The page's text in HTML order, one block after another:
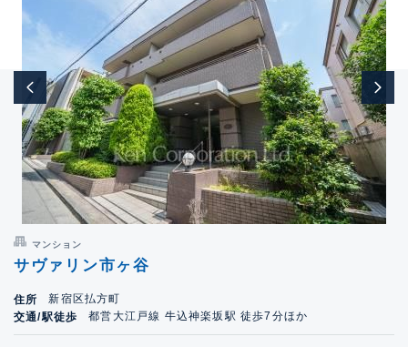
マンション
サヴァリン市ヶ谷
住所
新宿区払方町
交通/駅徒歩
都営大江戸線 牛込神楽坂駅 徒歩7分ほか